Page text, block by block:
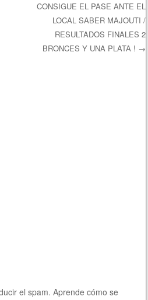
entradas
CONSIGUE EL PASE ANTE EL
LOCAL SABER MAJOUTI /
RESULTADOS FINALES 2
BRONCES Y UNA PLATA ! →
el spam.Aprende cómo se